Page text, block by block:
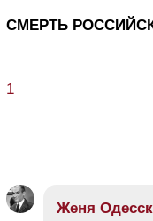
СМЕРТЬ
1
Женя